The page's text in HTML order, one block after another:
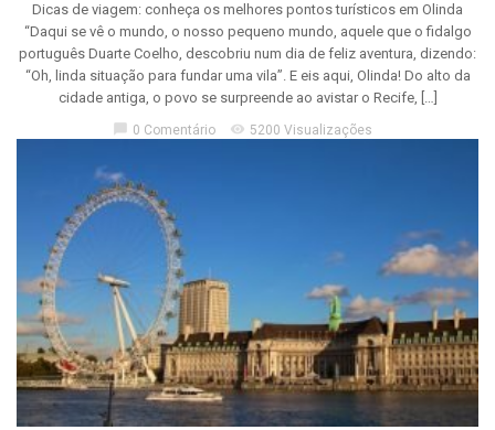
Dicas de viagem: conheça os melhores pontos turísticos em Olinda
“Daqui se vê o mundo, o nosso pequeno mundo, aquele que o fidalgo
português Duarte Coelho, descobriu num dia de feliz aventura, dizendo:
“Oh, linda situação para fundar uma vila”. E eis aqui, Olinda! Do alto da
cidade antiga, o povo se surpreende ao avistar o Recife, […]
chat_bubble 0 Comentário visibility 5200 Visualizações